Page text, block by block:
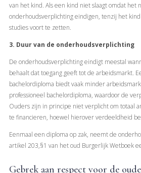
van het kind. Als een kind niet slaagt omdat het
onderhoudsverplichting eindigen, tenzij het
studies voort te zetten.
3. Duur van de onderhoudsverplichting
De onderhoudsverplichting eindigt meestal
behaalt dat toegang geeft tot de arbeidsmarkt.
bachelordiploma biedt vaak minder
professioneel bachelordiploma, waardoor de
Ouders zijn in principe niet verplicht om totaal
te financieren, hoewel hierover verdeeldheid
Eenmaal een diploma op zak, neemt de
artikel 203,§1 van het oud Burgerlijk Wetboek
Gebrek aan respect voor de